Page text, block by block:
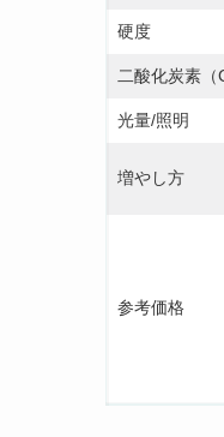
硬度
二酸化炭素（
光量/照明
増やし方
参考価格